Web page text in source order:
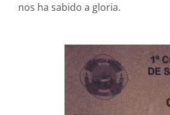
nos ha sabido a gloria.